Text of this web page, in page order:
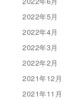
2022年5月
2022年4月
2022年3月
2022年2月
2021年12月
2021年11月